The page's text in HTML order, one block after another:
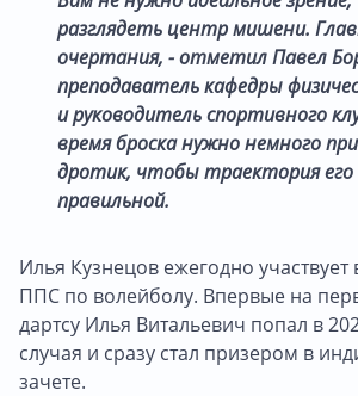
разглядеть центр мишени.
очертания, - отметил Павел
преподаватель кафедры
и руководитель спортивного
время броска нужно немного
дротик, чтобы траектория
правильной.
Илья Кузнецов ежегодно участвует
ППС по волейболу. Впервые на
дартсу Илья Витальевич попал в
случая и сразу стал призером в
зачете.